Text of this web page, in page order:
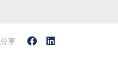
分享